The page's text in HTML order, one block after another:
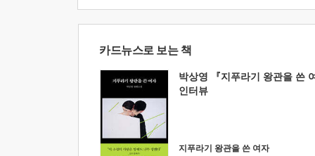
카드뉴스로 보는 책
박상영 『지푸라기 왕관을 쓴
인터뷰
지푸라기 왕관을 쓴 여자